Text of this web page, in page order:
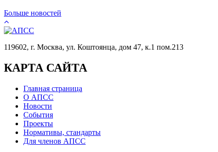
Больше новостей
119602, г. Москва, ул. Коштоянца, дом 47, к.1 пом.213
КАРТА САЙТА
Главная страница
О АПСС
Новости
События
Проекты
Нормативы, стандарты
Для членов АПСС